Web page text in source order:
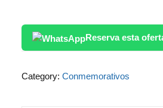
Reserva esta
Category: Conmemorativos